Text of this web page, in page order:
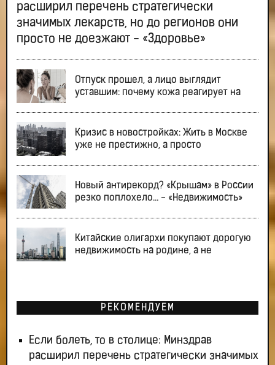
расширил перечень стратегически
значимых лекарств, но до регионов они
просто не доезжают - «Здоровье»
Отпуск прошел, а лицо выглядит
уставшим: почему кожа реагирует на
Кризис в новостройках: Жить в Москве
уже не престижно, а просто
Новый антирекорд? «Крышам» в России
резко поплохело… - «Недвижимость»
Китайские олигархи покупают дорогую
недвижимость на родине, а не
РЕКОМЕНДУЕМ
Если болеть, то в столице: Минздрав
расширил перечень стратегически значимых